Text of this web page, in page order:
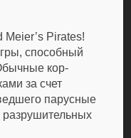
Pirates!
способный
кор-
за счет
парусные
разрушительных